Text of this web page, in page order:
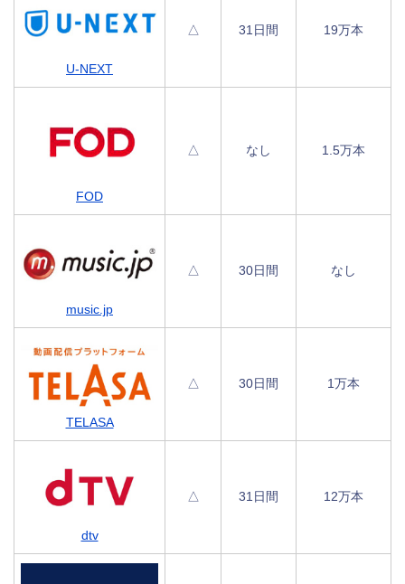
U-NEXT
△ 31日間 19万本
FOD
△ なし 1.5万本
music.jp
△ 30日間 なし
TELASA
△ 30日間 1万本
dtv
△ 31日間 12万本